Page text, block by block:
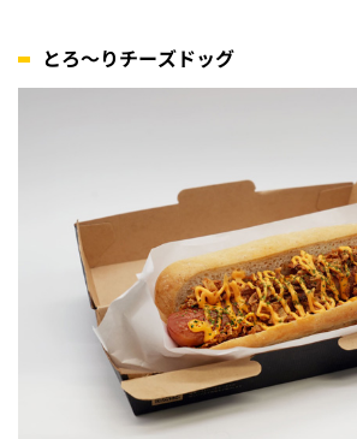
とろ～りチーズドッグ